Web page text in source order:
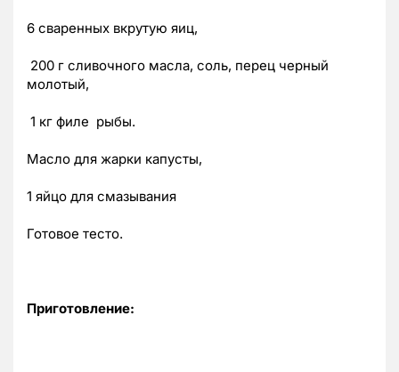
6 сваренных вкрутую яиц,
200 г сливочного масла, соль, перец черный
молотый,
1 кг филе рыбы.
Масло для жарки капусты,
1 яйцо для смазывания
Готовое тесто.
Приготовление: